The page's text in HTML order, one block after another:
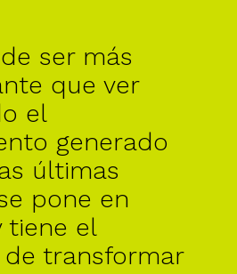
ser más
que ver
el
generado
últimas
pone en
tiene el
transformar